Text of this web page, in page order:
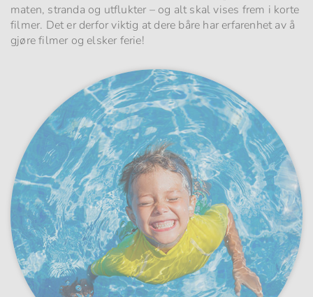
maten, stranda og utflukter – og alt skal vises frem i korte
filmer. Det er derfor viktig at dere båre har erfarenhet av å
gjøre filmer og elsker ferie!